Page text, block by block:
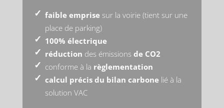
faible emprise sur la voirie (tient sur une
place de parking)
100% électrique
réduction des émissionsde CO2
conforme à la règlementation
calcul précis du bilan carbone lié à la
solution VAC